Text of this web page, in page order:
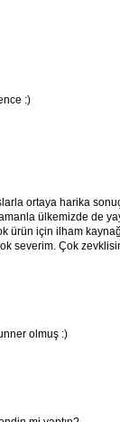
:)
ortaya harika
ülkemizde de
ürün için ilham
severim. Çok
olmuş :)